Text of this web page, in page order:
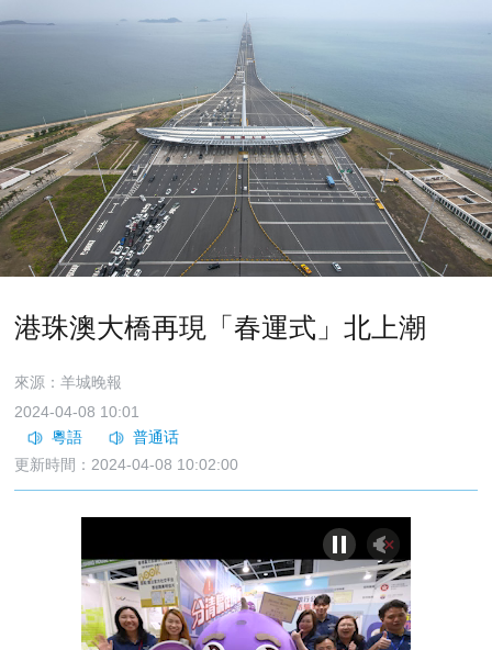
港珠澳大橋再現「春運式」北上潮
來源：羊城晚報
2024-04-08 10:01
更新時間：2024-04-08 10:02:00